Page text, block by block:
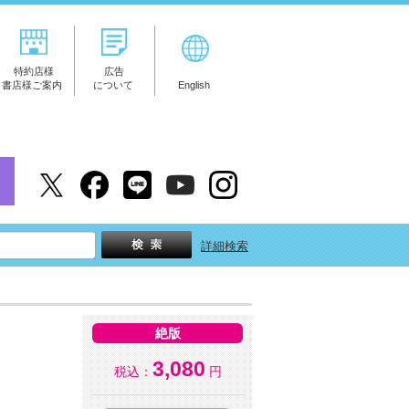
特約店様
書店様ご案内
広告
について
English
詳細検索
絶版
税込： 3,080 円